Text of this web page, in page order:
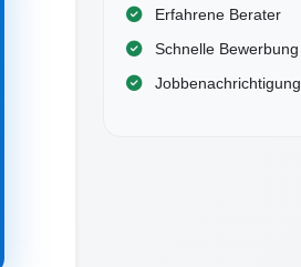
Erfahrene Berater
Schnelle Bewerbung